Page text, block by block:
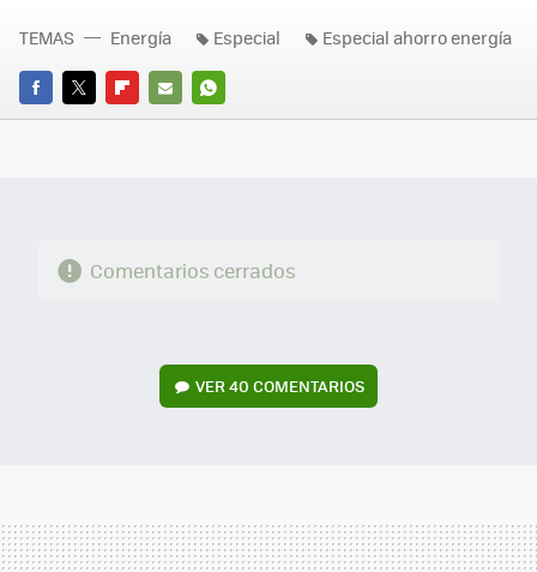
FACEBOOK
TWITTERFLIPBOARD
E-
WHATSAPP
TEMAS Energía Especial Especial ahorro energía
Comentarios cerrados
VER40 COMENTARIOS